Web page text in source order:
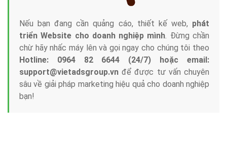
Nếu bạn đang cần quảng cáo, thiết kế web, phát
triển Website cho doanh nghiệp mình. Đừng chần
chừ hãy nhấc máy lên và gọi ngay cho chúng tôi theo
Hotline: 0964 82 6644 (24/7) hoặc email:
support@vietadsgroup.vn để được tư vấn chuyên
sâu về giải pháp marketing hiệu quả cho doanh nghiệp
bạn!